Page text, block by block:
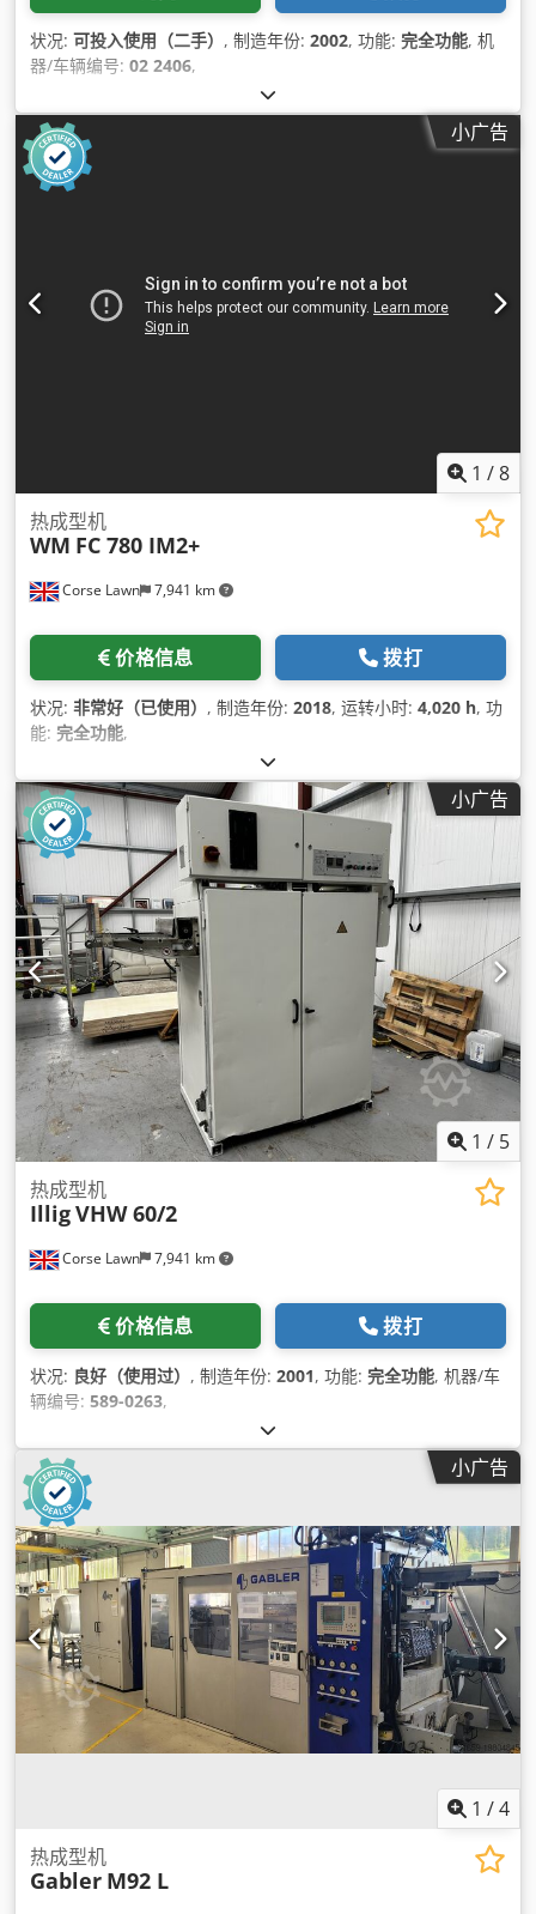
状况: 可投入使用（二手） , 制造年份: 2002, 功能: 完全功能, 机
器/车辆编号: 02 2406,
小广告
1 /8
Corse Lawn 7,941 km
热成型机
WM FC 780 IM2+
价格信息 拨打
状况: 非常好（已使用） , 制造年份: 2018, 运转小时: 4,020 h, 功
能: 完全功能,
小广告
1 / 5
Corse Lawn 7,941 km
热成型机
IlligVHW 60/2
价格信息 拨打
状况: 良好（使用过） , 制造年份: 2001, 功能: 完全功能, 机器/车
辆编号: 589-0263,
小广告
1 /4
热成型机
Gabler M92 L